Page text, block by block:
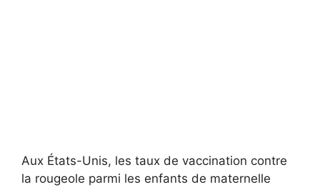
Aux États-Unis, les taux de vaccination contre
la rougeole parmi les enfants de maternelle